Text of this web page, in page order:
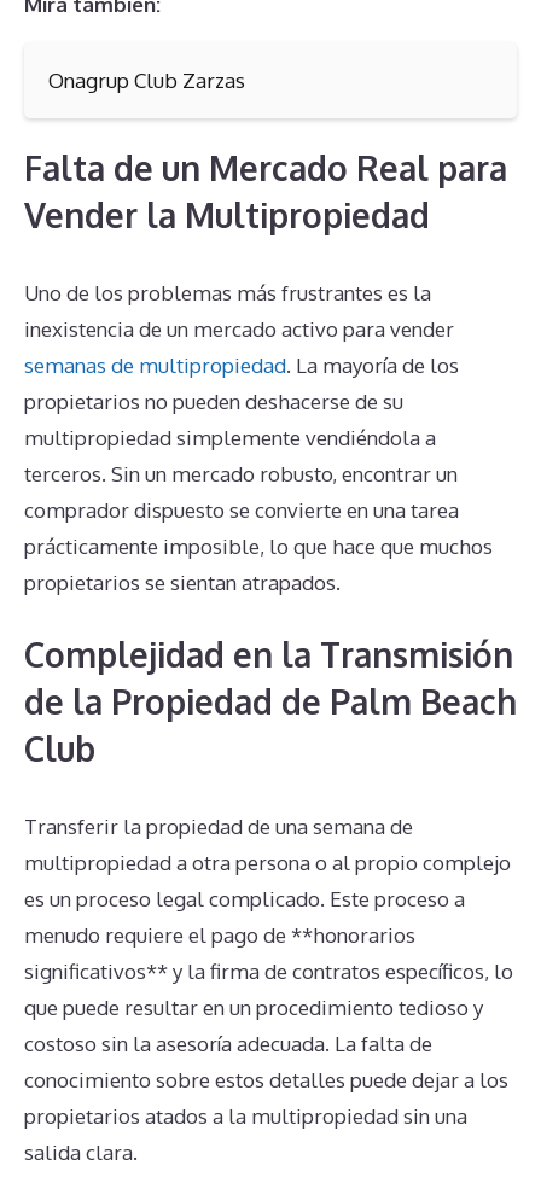
Onagrup Club Zarzas
Falta de un Mercado Real para
Vender la Multipropiedad
Uno de los problemas más frustrantes es la
inexistencia de un mercado activo para vender
semanas de multipropiedad. La mayoría de los
propietarios no pueden deshacerse de su
multipropiedad simplemente vendiéndola a
terceros. Sin un mercado robusto, encontrar un
comprador dispuesto se convierte en una tarea
prácticamente imposible, lo que hace que muchos
propietarios se sientan atrapados.
Complejidad en la Transmisión
de la Propiedad de Palm Beach
Club
Transferir la propiedad de una semana de
multipropiedad a otra persona o al propio complejo
es un proceso legal complicado. Este proceso a
menudo requiere el pago de **honorarios
significativos** y la firma de contratos específicos, lo
que puede resultar en un procedimiento tedioso y
costoso sin la asesoría adecuada. La falta de
conocimiento sobre estos detalles puede dejar a los
propietarios atados a la multipropiedad sin una
salida clara.